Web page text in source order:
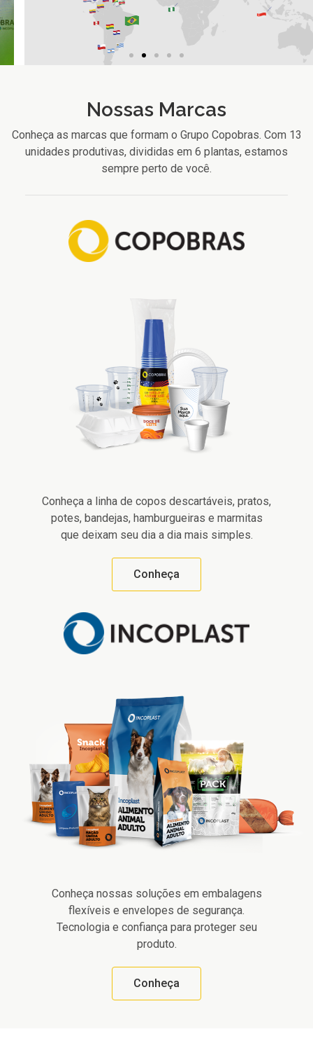
Nossas Marcas
Conheça as marcas que formam o Grupo Copobras. Com 13
unidades produtivas, divididas em 6 plantas, estamos
sempre perto de você.
Conheça a linha de copos descartáveis, pratos,
potes, bandejas, hamburgueiras e marmitas
que deixam seu dia a dia mais simples.
Conheça
Conheça nossas soluções em embalagens
flexíveis e envelopes de segurança.
Tecnologia e confiança para proteger seu
produto.
Conheça